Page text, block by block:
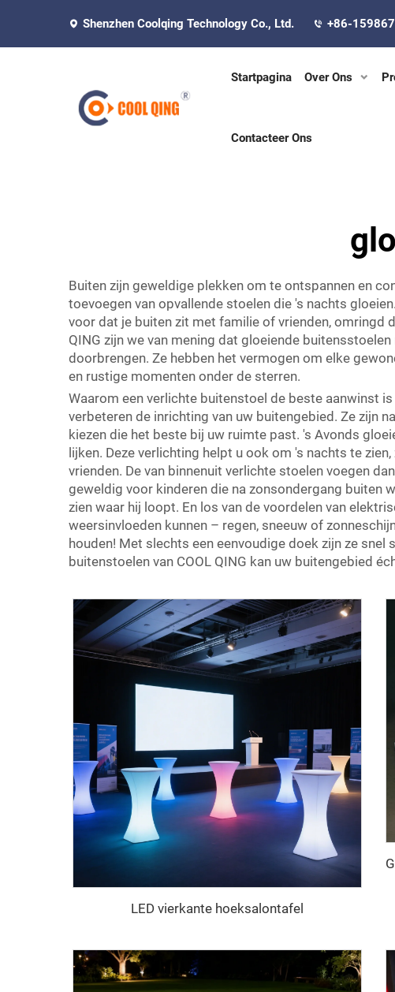
Shenzhen Coolqing Technology Co., Ltd. +86-
Startpagina Over Ons
Contacteer Ons
Buiten zijn geweldige plekken om te ontspannen en
toevoegen van opvallende stoelen die 's nachts
voor dat je buiten zit met familie of vrienden, omringd
QING zijn we van mening dat gloeiende
doorbrengen. Ze hebben het vermogen om elke
en rustige momenten onder de sterren.
Waarom een verlichte buitenstoel de beste aanwinst
verbeteren de inrichting van uw buitengebied. Ze zijn
kiezen die het beste bij uw ruimte past. 's Avonds
lijken. Deze verlichting helpt u ook om 's nachts te
vrienden. De van binnenuit verlichte stoelen voegen
geweldig voor kinderen die na zonsondergang buiten
zien waar hij loopt. En los van de voordelen van
weersinvloeden kunnen – regen, sneeuw of
houden! Met slechts een eenvoudige doek zijn ze
buitenstoelen van COOL QING kan uw buitengebied
LED vierkante hoeksalontafel